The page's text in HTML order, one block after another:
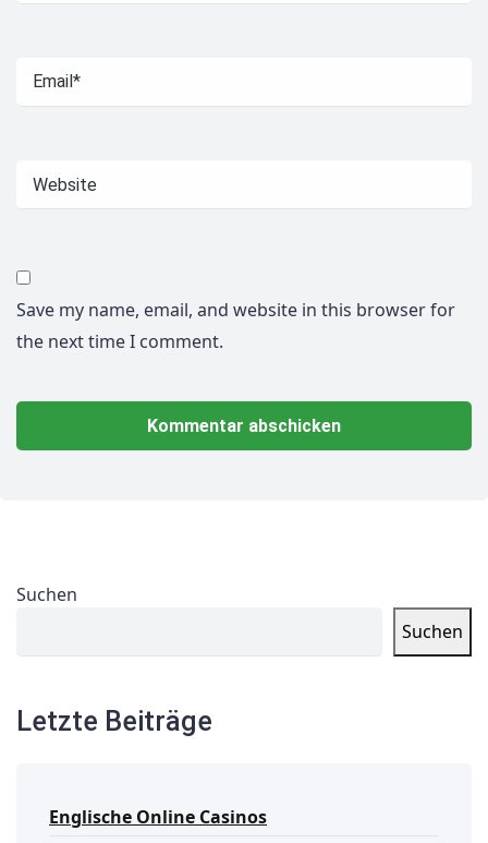
Save my name, email, and website in this browser for
the next time I comment.
Suchen
Suchen
Letzte Beiträge
Englische Online Casinos